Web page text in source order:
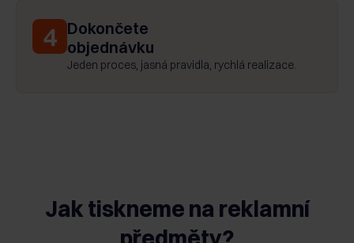
4 Dokončete
objednávku
Jeden proces, jasná pravidla, rychlá realizace.
Jak tiskneme na reklamní